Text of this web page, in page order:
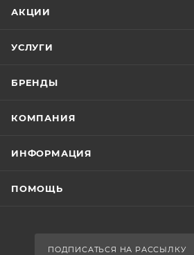
АКЦИИ
УСЛУГИ
БРЕНДЫ
КОМПАНИЯ
ИНФОРМАЦИЯ
ПОМОЩЬ
ПОДПИСАТЬСЯ НА РАССЫЛКУ